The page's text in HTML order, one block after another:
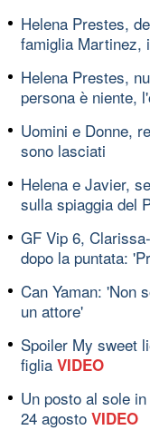
Helena Prestes,
famiglia Martinez,
Helena Prestes,
persona è niente,
Uomini e Donne,
sono lasciati
Helena e Javier,
sulla spiaggia del
GF Vip 6,
dopo la puntata:
Can Yaman: 'Non
un attore'
Spoiler My sweet
figlia VIDEO
Un posto al sole
24 agosto VIDEO